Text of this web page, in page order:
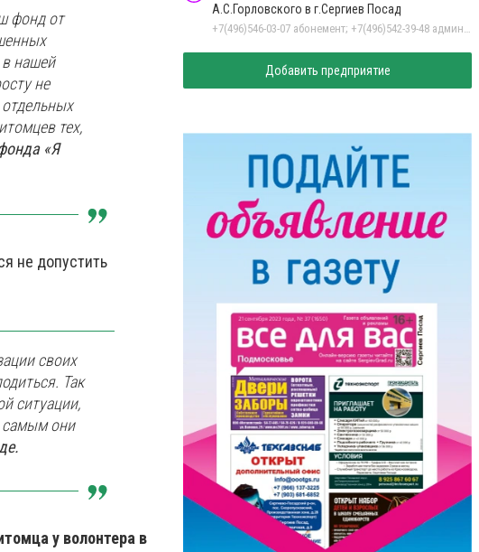
фонд от
нашей
не
тех,
«Я
не допустить
своих
Так
ситуации,
самым они
у волонтера в
А.С.Горловского в г.Сергиев Посад
Добавить предприятие